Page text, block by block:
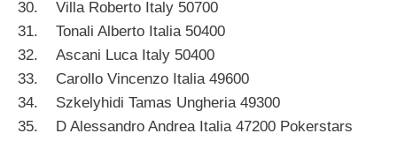
30. Villa Roberto Italy 50700
31. Tonali Alberto Italia 50400
32. Ascani Luca Italy 50400
33. Carollo Vincenzo Italia 49600
34. Szkelyhidi Tamas Ungheria 49300
35. D Alessandro Andrea Italia 47200 Pokerstars